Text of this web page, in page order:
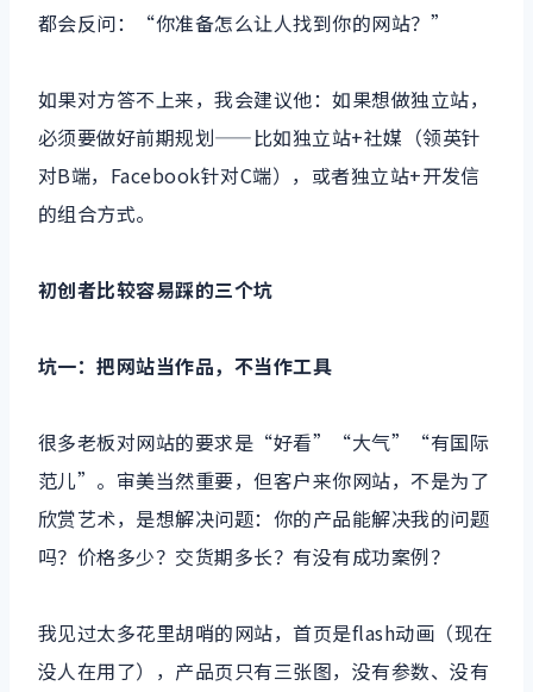
都会反问：“你准备怎么让人找到你的网站？”
如果对方答不上来，我会建议他：如果想做独立站，
必须要做好前期规划——比如独立站+社媒（领英针
对B端，Facebook针对C端），或者独立站+开发信
的组合方式。
初创者比较容易踩的三个坑
坑一：把网站当作品，不当作工具
很多老板对网站的要求是“好看”“大气”“有国际
范儿”。审美当然重要，但客户来你网站，不是为了
欣赏艺术，是想解决问题：你的产品能解决我的问题
吗？价格多少？交货期多长？有没有成功案例？
我见过太多花里胡哨的网站，首页是flash动画（现在
没人在用了），产品页只有三张图，没有参数、没有